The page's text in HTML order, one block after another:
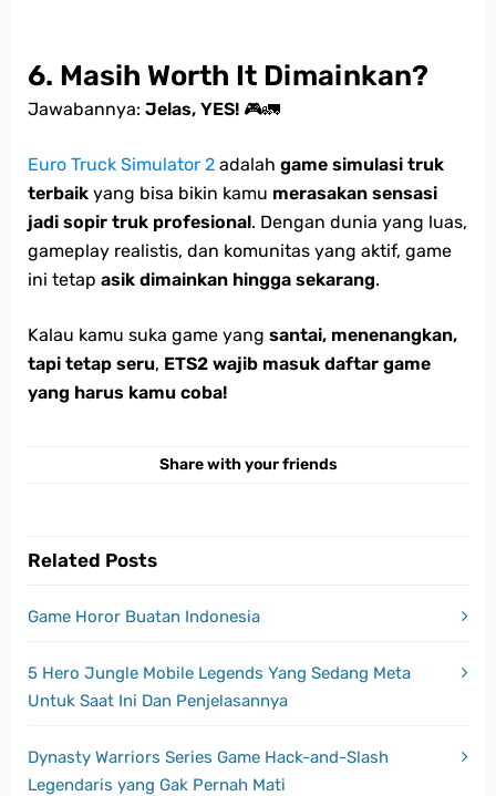
6. Masih Worth It Dimainkan?
Jawabannya: Jelas, YES! 🎮🚛
Euro Truck Simulator 2 adalah game simulasi truk
terbaik yang bisa bikin kamu merasakan sensasi
jadi sopir truk profesional. Dengan dunia yang luas,
gameplay realistis, dan komunitas yang aktif, game
ini tetap asik dimainkan hingga sekarang.
Kalau kamu suka game yang santai, menenangkan,
tapi tetap seru, ETS2 wajib masuk daftar game
yang harus kamu coba!
Share with your friends
Related Posts
Game Horor Buatan Indonesia
5 Hero Jungle Mobile Legends Yang Sedang Meta
Untuk Saat Ini Dan Penjelasannya
Dynasty Warriors Series Game Hack-and-Slash
Legendaris yang Gak Pernah Mati